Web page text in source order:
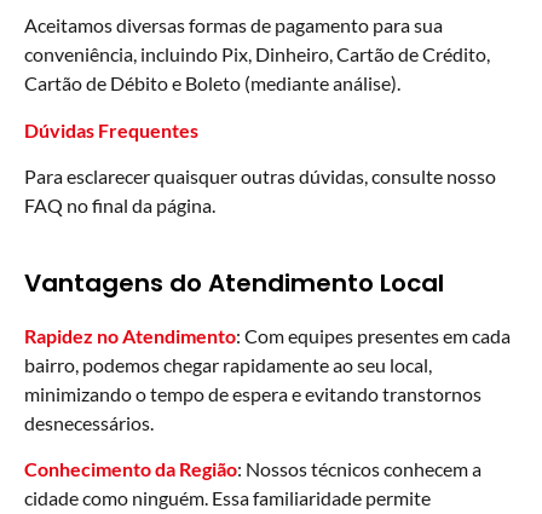
Aceitamos diversas formas de pagamento para sua
conveniência, incluindo Pix, Dinheiro, Cartão de Crédito,
Cartão de Débito e Boleto (mediante análise).
Dúvidas Frequentes
Para esclarecer quaisquer outras dúvidas, consulte nosso
FAQ no final da página.
Vantagens do Atendimento Local
Rapidez no Atendimento: Com equipes presentes em cada
bairro, podemos chegar rapidamente ao seu local,
minimizando o tempo de espera e evitando transtornos
desnecessários.
Conhecimento da Região: Nossos técnicos conhecem a
cidade como ninguém. Essa familiaridade permite